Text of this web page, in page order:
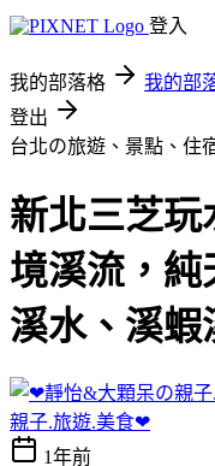
登入
我的部落格 我的部
登出
台北の旅遊、景點、住
新北三芝玩
境溪流，純
溪水、溪蝦
親子.旅遊.美食❤
1年前